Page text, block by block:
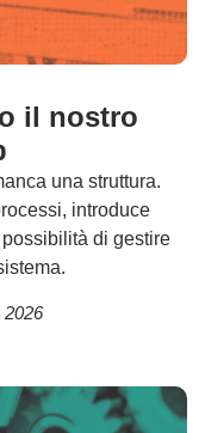
il nostro
una struttura.
introduce
di gestire
2026